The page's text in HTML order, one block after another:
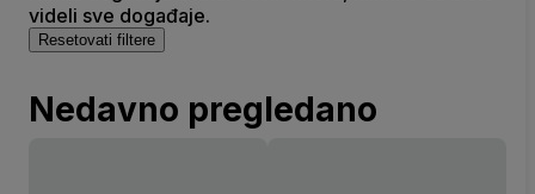
videli sve događaje.
Resetovati filtere
Nedavno pregledano